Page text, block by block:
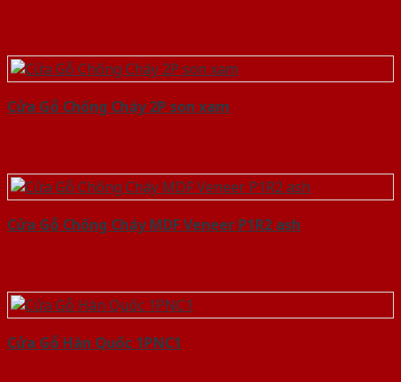
Cửa Gỗ Chống Cháy 2P son xam
Cửa Gỗ Chống Cháy MDF Veneer P1R2 ash
Cửa Gỗ Hàn Quốc 1PNC1